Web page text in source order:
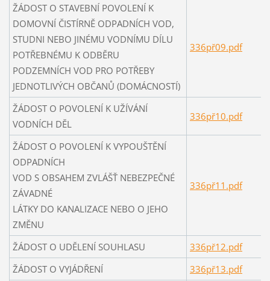
ŽÁDOST O STAVEBNÍ POVOLENÍ K
DOMOVNÍ ČISTÍRNĚ ODPADNÍCH VOD,
STUDNI NEBO JINÉMU VODNÍMU DÍLU
POTŘEBNÉMU K ODBĚRU
PODZEMNÍCH VOD PRO POTŘEBY
JEDNOTLIVÝCH OBČANŮ (DOMÁCNOSTÍ)
336př09.pdf
ŽÁDOST O POVOLENÍ K UŽÍVÁNÍ
VODNÍCH DĚL
336př10.pdf
ŽÁDOST O POVOLENÍ K VYPOUŠTĚNÍ
ODPADNÍCH
VOD S OBSAHEM ZVLÁŠŤ NEBEZPEČNÉ
ZÁVADNÉ
LÁTKY DO KANALIZACE NEBO O JEHO
ZMĚNU
336př11.pdf
ŽÁDOST O UDĚLENÍ SOUHLASU
336př12.pdf
ŽÁDOST O VYJÁDŘENÍ
336př13.pdf